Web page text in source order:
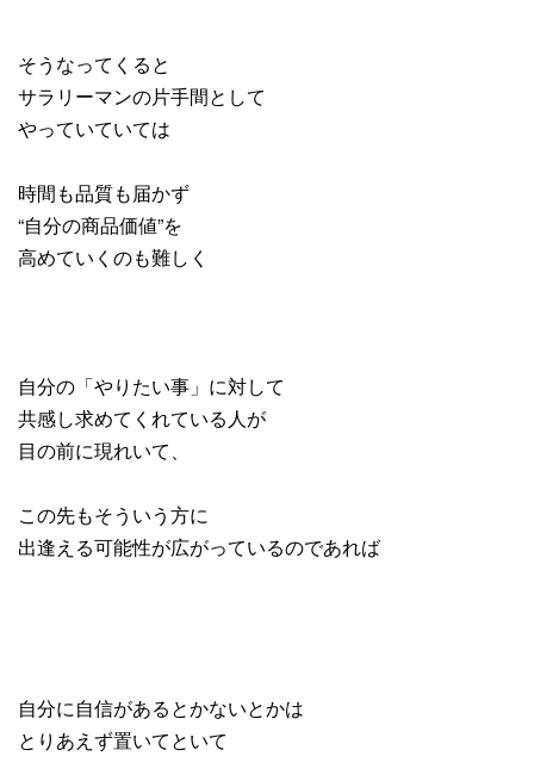
そうなってくると
サラリーマンの片手間として
やっていていては
時間も品質も届かず
“自分の商品価値”を
高めていくのも難しく
自分の「やりたい事」に対して
共感し求めてくれている人が
目の前に現れいて、
この先もそういう方に
出逢える可能性が広がっているのであれば
自分に自信があるとかないとかは
とりあえず置いてといて